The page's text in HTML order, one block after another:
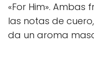
«For Him».
las notas de
da un aroma